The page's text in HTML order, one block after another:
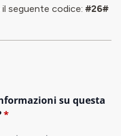
seguente codice: #26#